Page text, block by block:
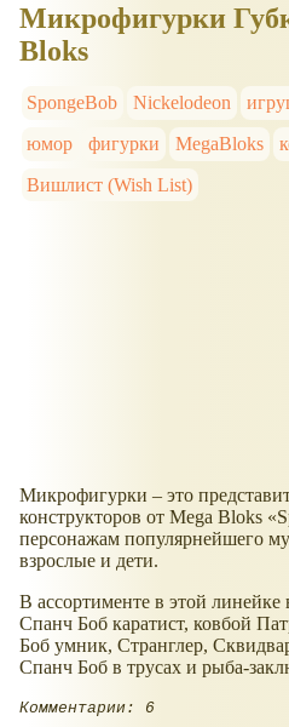
Микрофигурки
Bloks
SpongeBob Nickelodeon
юмор
фигурки MegaBloks
Вишлист (Wish List)
Микрофигурки – это
конструкторов от Mega Bloks
персонажам популярнейшего
взрослые и дети.
В ассортименте в этой линейке
Спанч Боб каратист, ковбой
Боб умник, Странглер,
Спанч Боб в трусах и рыба-
Комментарии: 6